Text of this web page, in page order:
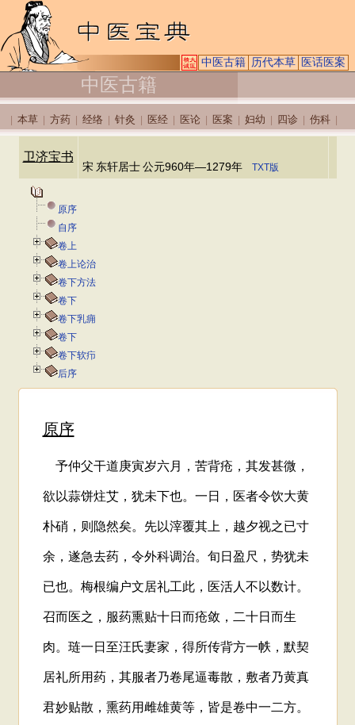
中医古籍 历代本草 医话医案
中医古籍
本草 方药 经络 针灸 医经 医论 医案 妇幼 四诊 伤科
卫济宝书
宋 东轩居士 公元960年—1279年 TXT版
原序
自序
卷上
卷上论治
卷下方法
卷下
卷下乳痈
卷下
卷下软疖
后序